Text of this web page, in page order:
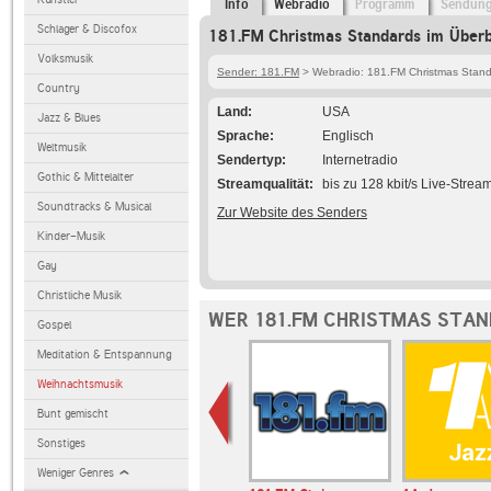
Schlager & Discofox
Volksmusik
Country
Jazz & Blues
Weltmusik
Gothic & Mittelalter
Soundtracks & Musical
Kinder-Musik
Gay
Christliche Musik
Gospel
Meditation & Entspannung
Weihnachtsmusik
Bunt gemischt
Sonstiges
Weniger Genres
Info Webradio Programm
181.FM Christmas Standards im
Sender: 181.FM > Webradio: 181.FM Christmas
Land
USA
Sprache
Englisch
Sendertyp
Internetradio
Streamqualität
bis zu 128 kbit/s Live-
Zur Website des Senders
WER 181.FM CHRISTMAS